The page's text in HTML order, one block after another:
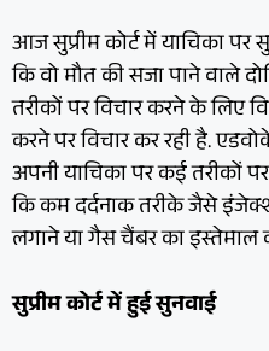
आज सुप्रीम कोर्ट में याचिका पर
कि वो मौत की सजा पाने वाले
तरीकों पर विचार करने के लिए
करने पर विचार कर रही है.
अपनी याचिका पर कई तरीकों
कि कम दर्दनाक तरीके जैसे
लगाने या गैस चैंबर का इस्तेमाल
सुप्रीम कोर्ट में हुई सुनवाई